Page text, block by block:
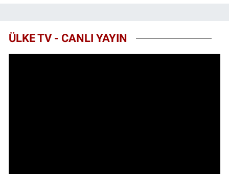
ÜLKE TV - CANLI YAYIN